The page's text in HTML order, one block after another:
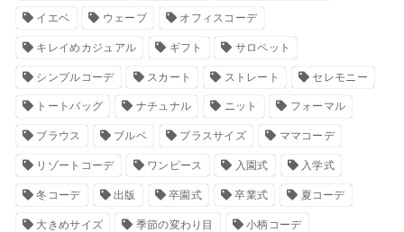
イエベ ウェーブ オフィスコーデ
キレイめカジュアル ギフト サロペット
シンプルコーデ スカート ストレート セレモニー
トートバッグ ナチュナル ニット フォーマル
ブラウス ブルベ プラスサイズ ママコーデ
リゾートコーデ ワンピース 入園式 入学式
冬コーデ 出版 卒園式 卒業式 夏コーデ
大きめサイズ 季節の変わり目 小柄コーデ